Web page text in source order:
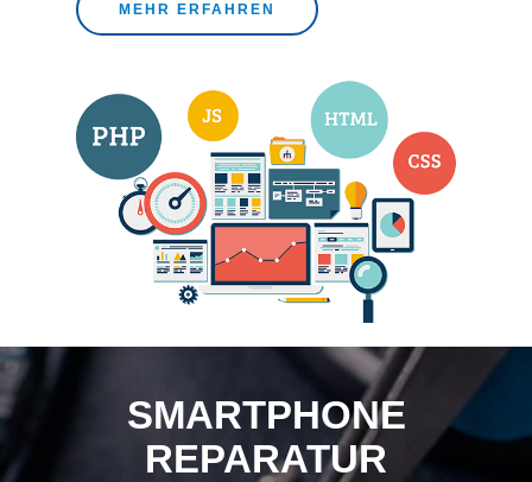
MEHR ERFAHREN
SMARTPHONE
REPARATUR